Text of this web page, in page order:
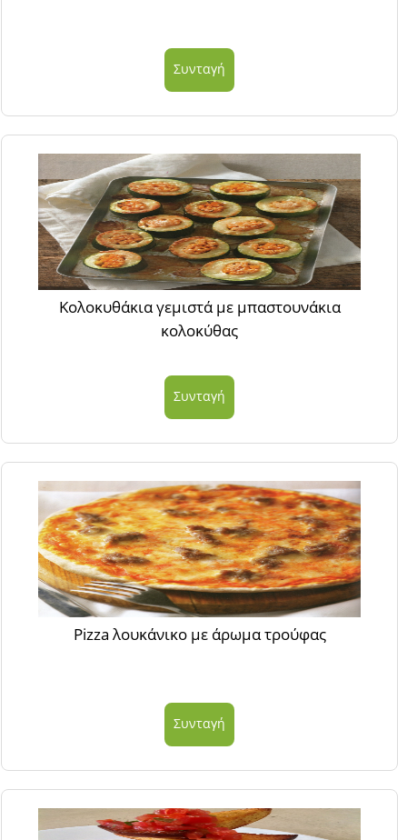
Συνταγή
Κολοκυθάκια γεμιστά με μπαστουνάκια
κολοκύθας
Συνταγή
Pizza λουκάνικο με άρωμα τρούφας
Συνταγή